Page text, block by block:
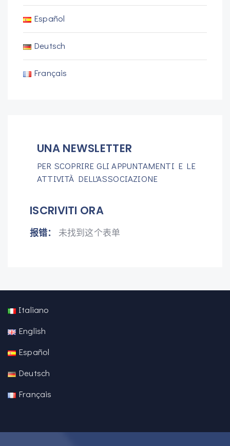
Español
Deutsch
Français
UNA NEWSLETTER
PER SCOPRIRE GLI APPUNTAMENTI E LE
ATTIVITÀ DELL'ASSOCIAZIONE
ISCRIVITI ORA
报错： 未找到这个表单
Italiano
English
Español
Deutsch
Français